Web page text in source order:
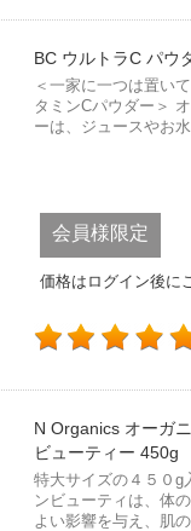
BC ウルトラC パウ
＜一家に一つは置い
タミンCパウダー＞
ーは、ジュースやお
会員様限定
価格はログイン後に
N Organics オーガ
ビューティー 450g
特大サイズの４５０
ンビューティは、体
よい影響を与え、肌